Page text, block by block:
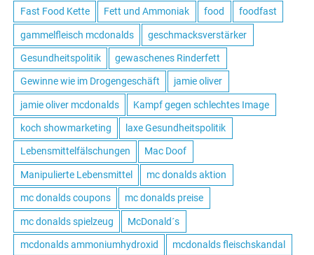
Fast Food Kette Fett und Ammoniak food foodfast
gammelfleisch mcdonalds geschmacksverstärker
Gesundheitspolitik gewaschenes Rinderfett
Gewinne wie im Drogengeschäft jamie oliver
jamie oliver mcdonalds Kampf gegen schlechtes Image
koch showmarketing laxe Gesundheitspolitik
Lebensmittelfälschungen Mac Doof
Manipulierte Lebensmittel mc donalds aktion
mc donalds coupons mc donalds preise
mc donalds spielzeug McDonald´s
mcdonalds ammoniumhydroxid mcdonalds fleischskandal